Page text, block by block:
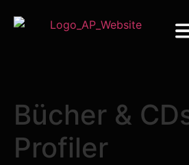
Bücher &
Profiler